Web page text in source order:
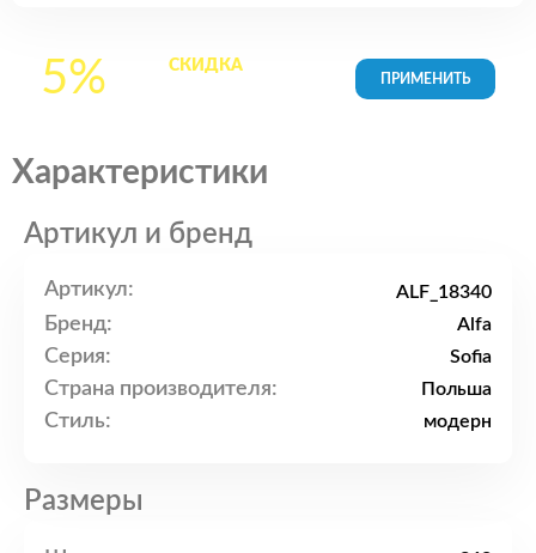
5% СКИДКАна все
Характеристики
Артикул и бренд
Артикул: ALF_18340
Бренд: Alfa
Серия: Sofia
Страна производителя: Польша
Стиль: модерн
Размеры